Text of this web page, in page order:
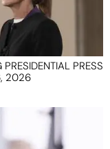
PRESS
2026